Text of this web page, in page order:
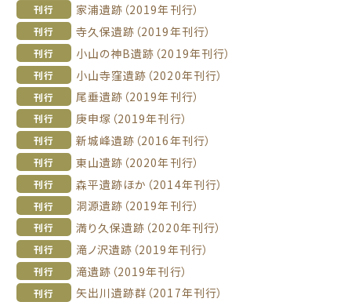
刊行 家浦遺跡（2019年刊行）
刊行 寺久保遺跡（2019年刊行）
刊行 小山の神B遺跡（2019年刊行）
刊行 小山寺窪遺跡（2020年刊行）
刊行 尾垂遺跡（2019年刊行）
刊行 庚申塚（2019年刊行）
刊行 新城峰遺跡（2016年刊行）
刊行 東山遺跡（2020年刊行）
刊行 森平遺跡ほか（2014年刊行）
刊行 洞源遺跡（2019年刊行）
刊行 満り久保遺跡（2020年刊行）
刊行 滝ノ沢遺跡（2019年刊行）
刊行 滝遺跡（2019年刊行）
刊行 矢出川遺跡群（2017年刊行）